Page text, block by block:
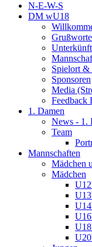
N-E-W-S
DM wU18
Grußworte
Spielort &
Sponsoren
Media
1. Damen
News - 1.
Team
Mannschaften
Mädchen
Mädchen